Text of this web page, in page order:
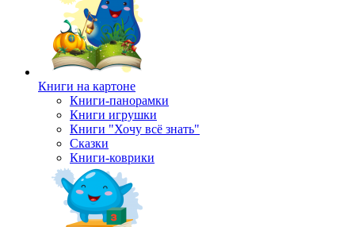
Книги на картоне
Книги-панорамки
Книги игрушки
Книги "Хочу всё знать"
Сказки
Книги-коврики